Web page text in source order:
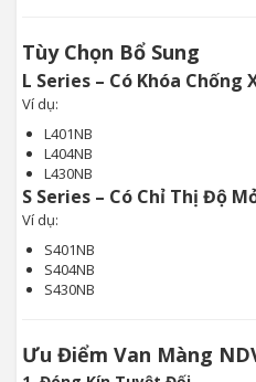
Tùy Chọn Bổ Sung
L Series – Có Khóa Chống
Ví dụ:
L401NB
L404NB
L430NB
S Series – Có Chỉ Thị Độ
Ví dụ:
S401NB
S404NB
S430NB
Ưu Điểm Van Màng